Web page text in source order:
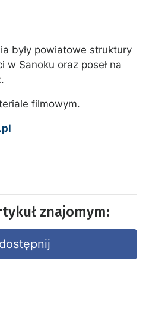
były powiatowe struktury
w Sanoku oraz poseł na
.
filmowym.
znajomym: